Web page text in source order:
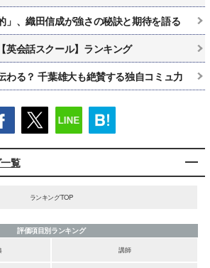
」、織田信成が強さの秘訣と期待を語る
英会話スクール】ランキング
わる？ 千葉雄大も絶賛する独自コミュ力
覧
ランキングTOP
評価項目別ランキング
講師